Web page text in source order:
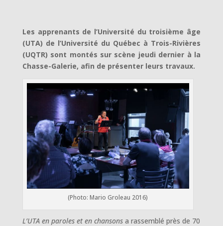
Les apprenants de l’Université du troisième âge
(UTA) de l’Université du Québec à Trois-Rivières
(UQTR) sont montés sur scène jeudi dernier à la
Chasse-Galerie, afin de présenter leurs travaux.
(Photo: Mario Groleau 2016)
L’UTA en paroles et en chansonsa rassemblé près de 70